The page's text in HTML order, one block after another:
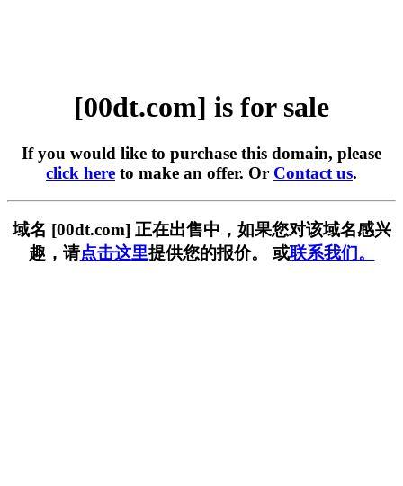
[00dt.com] is for sale
If you would like to purchase this domain, please
click here to make an offer. Or Contact us.
域名 [00dt.com] 正在出售中，如果您对该域名感兴
趣，请点击这里提供您的报价。 或联系我们。